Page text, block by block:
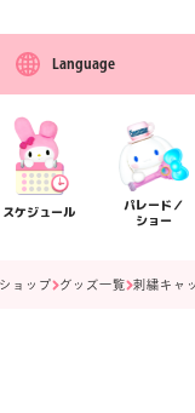
Language
スケジュール
パレード／
ショー
ョップ グッズ一覧 刺繍キャ